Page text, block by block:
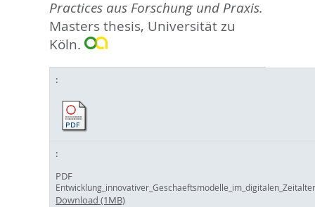
Practices aus Forschung und Praxis.
Masters thesis, Universität zu
Köln.
PDF
Download (1MB)